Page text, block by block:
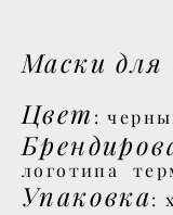
Маски для
Цвет :
логотипа
Упаковка :